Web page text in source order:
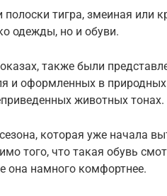
тигра, змеиная или
одежды, но и обуви.
также были
и оформленных в
животных тонах.
которая уже начала
того, что такая обувь
она намного комфортнее.